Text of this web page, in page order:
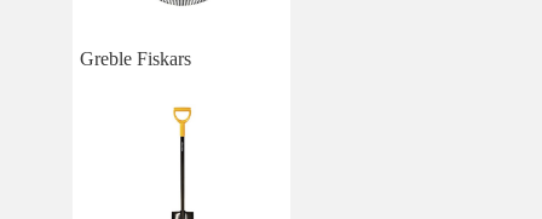
Greble Fiskars